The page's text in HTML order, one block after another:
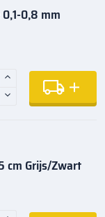
0,8 mm
cm Grijs/Zwart